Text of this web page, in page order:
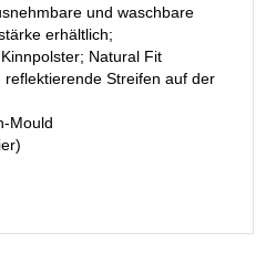
und waschbare
erhältlich;
Natural Fit
reflektierende Streifen auf der
Mould